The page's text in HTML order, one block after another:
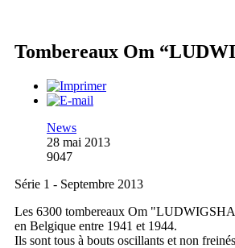
Tombereaux Om
News
28 mai 2013
9047
Série 1 - Septembre 2013
Les 6300 tombereaux Om
en Belgique entre 1941 et 1944.
Ils sont tous à bouts oscillants et non freinés